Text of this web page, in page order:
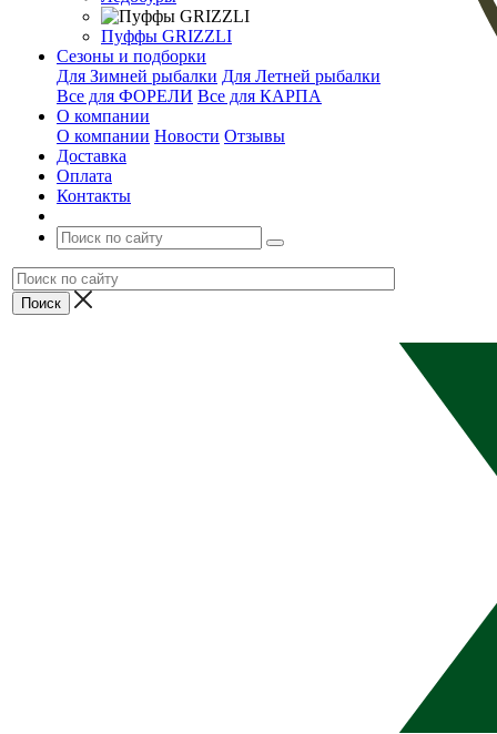
Пуффы GRIZZLI
Сезоны и подборки
Для Зимней рыбалки Для Летней рыбалки
Все для ФОРЕЛИ Все для КАРПА
О компании
О компании Новости Отзывы
Доставка
Оплата
Контакты